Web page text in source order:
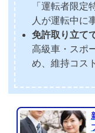
「運転者限定
人が運転中に
免許取り立て
高級車・スポ
め、維持コス